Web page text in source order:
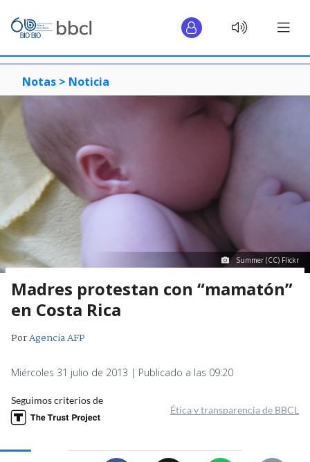
Notas > Noticia
Summer (CC) Flickr
Madres protestan con “mamatón”
en Costa Rica
PorAgencia AFP
Miércoles 31 julio de 2013 | Publicado a las 09:20
Seguimos criterios de
Ética y transparencia de BBCL